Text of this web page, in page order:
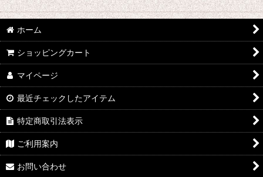
ホーム
ショッピングカート
マイページ
最近チェックしたアイテム
特定商取引法表示
ご利用案内
お問い合わせ